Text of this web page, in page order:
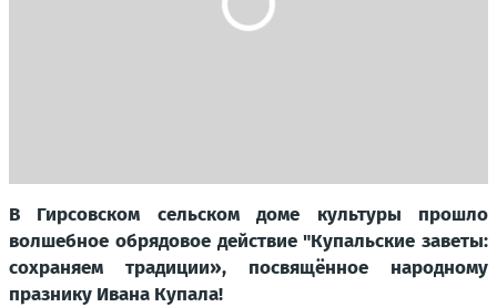
В Гирсовском сельском доме культуры прошло
волшебное обрядовое действие "Купальские заветы:
сохраняем традиции», посвящённое народному
празнику Ивана Купала!